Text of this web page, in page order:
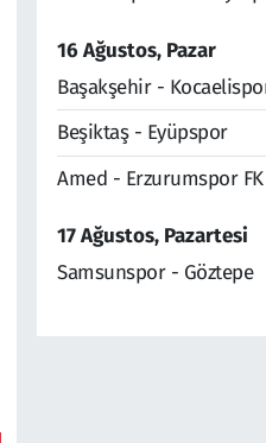
16 Ağustos, Pazar
Başakşehir -
Beşiktaş - Eyüpspor
Amed - Erzurumspor FK
17 Ağustos, Pazartesi
Samsunspor - Göztepe